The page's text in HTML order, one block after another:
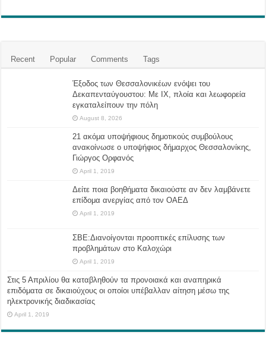
Recent Popular Comments Tags
Έξοδος των Θεσσαλονικέων ενόψει του
Δεκαπενταύγουστου: Με ΙΧ, πλοία και λεωφορεία
εγκαταλείπουν την πόλη
August 8, 2026
21 ακόμα υποψήφιους δημοτικούς συμβούλους
ανακοίνωσε ο υποψήφιος δήμαρχος Θεσσαλονίκης,
Γιώργος Ορφανός
April 1, 2019
Δείτε ποια βοηθήματα δικαιούστε αν δεν λαμβάνετε
επίδομα ανεργίας από τον ΟΑΕΔ
April 1, 2019
ΣΒΕ:Διανοίγονται προοπτικές επίλυσης των
προβλημάτων στο Καλοχώρι
April 1, 2019
Στις 5 Απριλίου θα καταβληθούν τα προνοιακά και αναπηρικά
επιδόματα σε δικαιούχους οι οποίοι υπέβαλλαν αίτηση μέσω της
ηλεκτρονικής διαδικασίας
April 1, 2019